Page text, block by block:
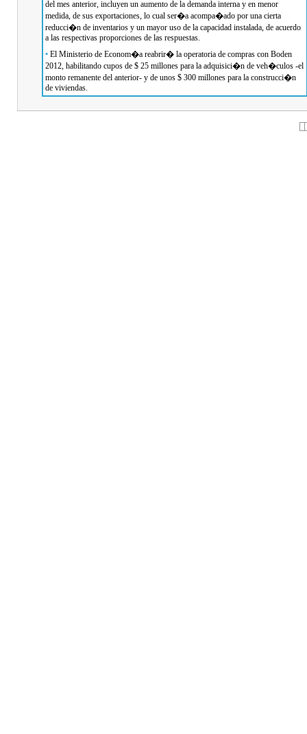
del mes anterior, incluyen un aumento de la demanda interna y en menor
medida, de sus exportaciones, lo cual ser�a acompa�ado por una cierta
reducci�n de inventarios y un mayor uso de la capacidad instalada, de acuerdo
a las respectivas proporciones de las respuestas.
• El Ministerio de Econom�a reabrir� la operatoria de compras con Boden
2012, habilitando cupos de $ 25 millones para la adquisici�n de veh�culos -el
monto remanente del anterior- y de unos $ 300 millones para la construcci�n
de viviendas.